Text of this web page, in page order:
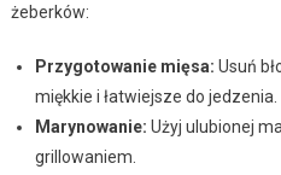
żeberków:
Przygotowanie mięsa: Usuń
miękkie i łatwiejsze do jedzenia.
Marynowanie: Użyj ulubionej
grillowaniem.